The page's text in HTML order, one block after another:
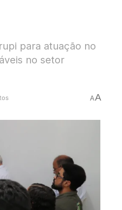
para atuação no
no setor
AA